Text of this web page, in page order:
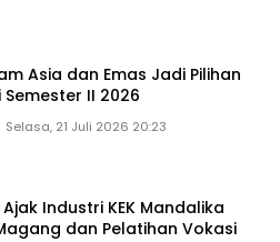
Asia dan Emas Jadi Pilihan
II 2026
Selasa, 21 Juli 2026 20:23
Industri KEK Mandalika
dan Pelatihan Vokasi